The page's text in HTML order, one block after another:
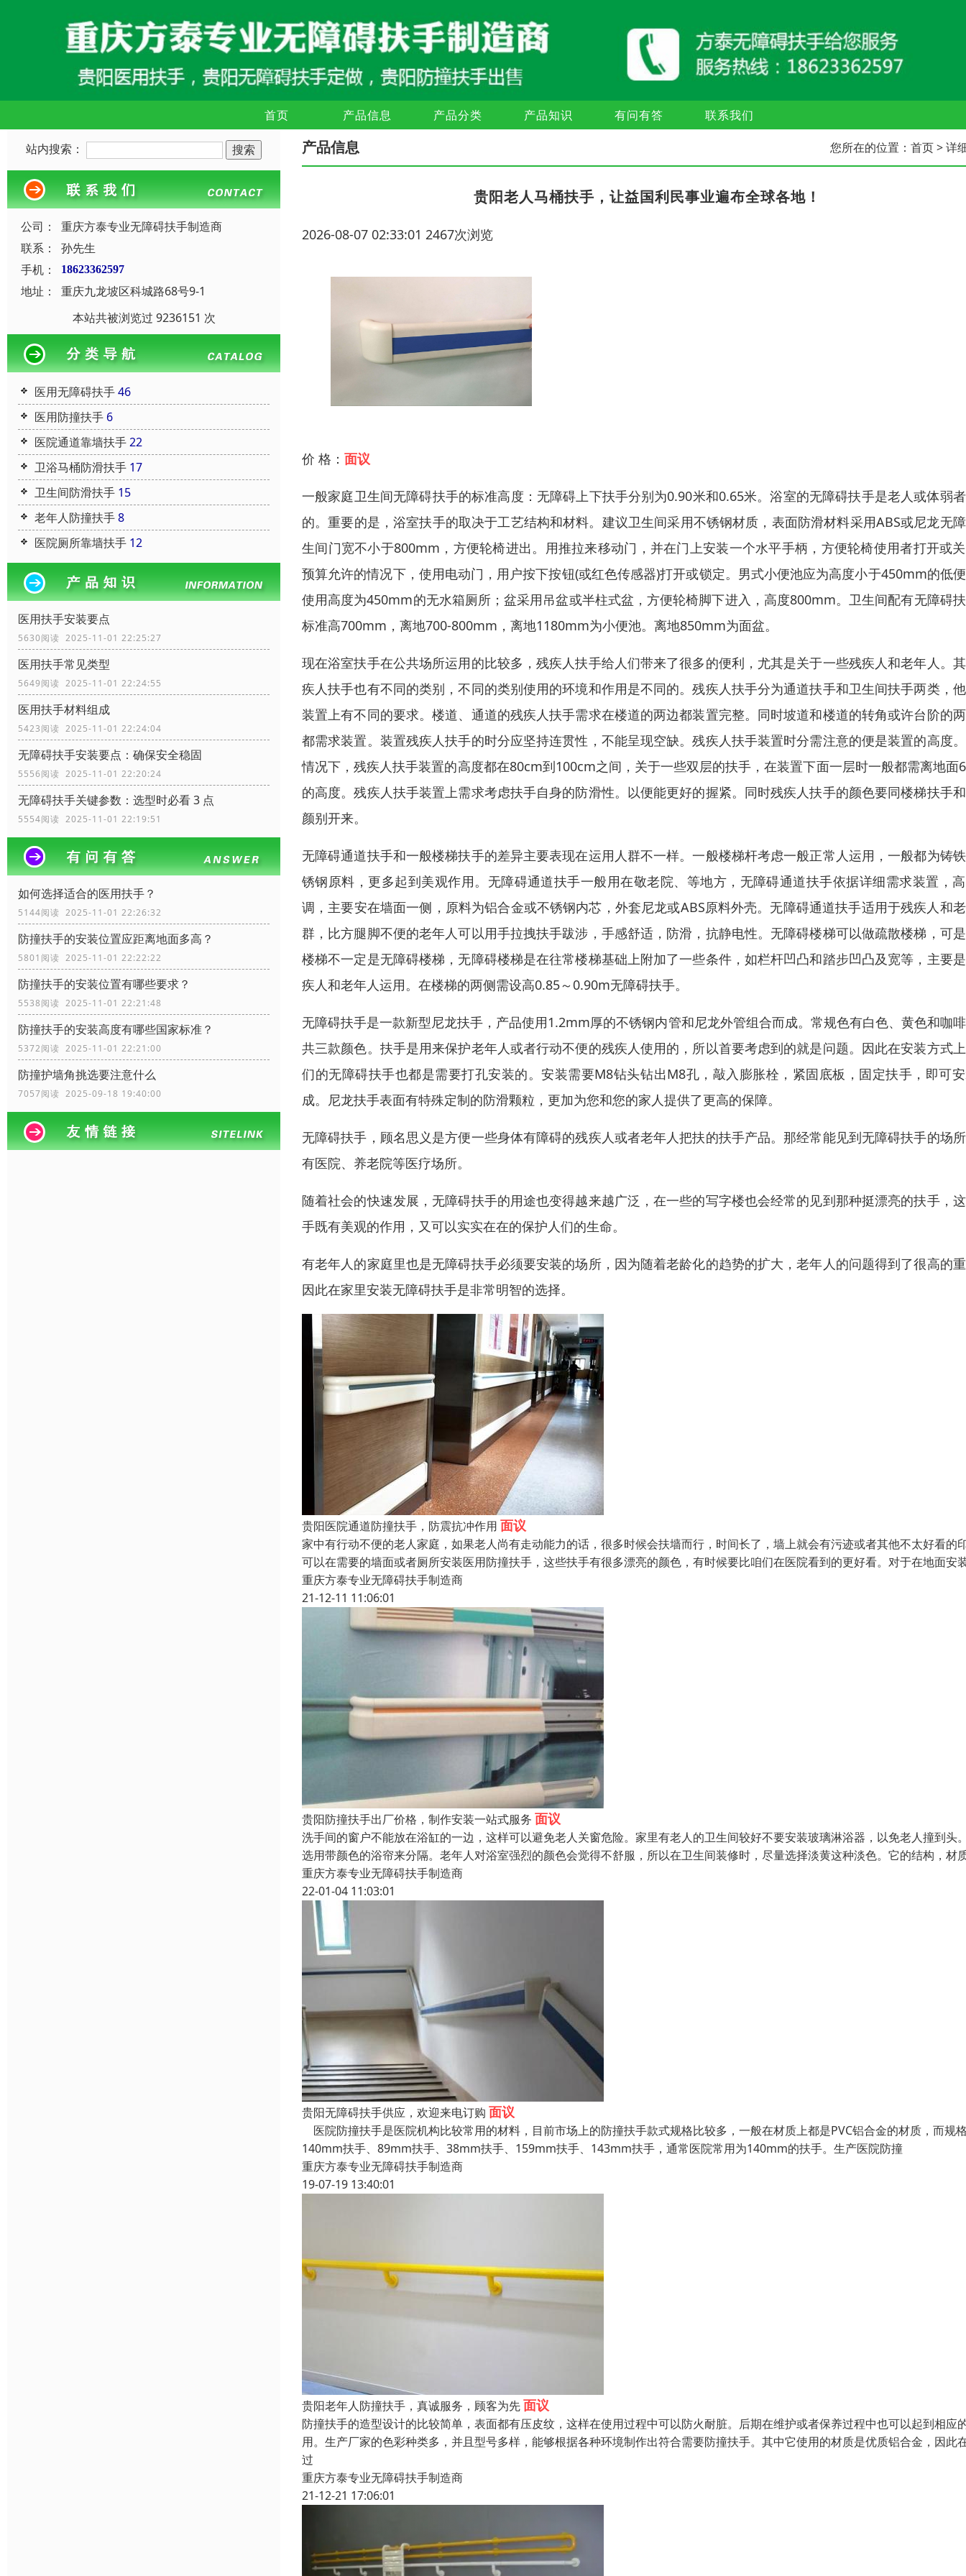
首页 产品信息 产品分类 产品知识 有问有答 联系我们
站内搜索：
公司：
重庆方泰专业无障碍扶手制造商
联系：
孙先生
手机：
18623362597
地址：
重庆九龙坡区科城路68号9-1
本站共被浏览过 9236151 次
医用无障碍扶手46
医用防撞扶手 6
医院通道靠墙扶手22
卫浴马桶防滑扶手 17
卫生间防滑扶手 15
老年人防撞扶手8
医院厕所靠墙扶手 12
医用扶手安装要点
5630阅读 2025-11-01 22:25:27
医用扶手常见类型
5649阅读 2025-11-01 22:24:55
医用扶手材料组成
5423阅读 2025-11-01 22:24:04
无障碍扶手安装要点：确保安全稳固
5556阅读 2025-11-01 22:20:24
无障碍扶手关键参数：选型时必看 3 点
5554阅读 2025-11-01 22:19:51
如何选择适合的医用扶手？
5144阅读 2025-11-01 22:26:32
防撞扶手的安装位置应距离地面多高？
5801阅读 2025-11-01 22:22:22
防撞扶手的安装位置有哪些要求？
5538阅读 2025-11-01 22:21:48
防撞扶手的安装高度有哪些国家标准？
5372阅读 2025-11-01 22:21:00
防撞护墙角挑选要注意什么
7057阅读 2025-09-18 19:40:00
产品信息 您所在的位置： 首页> 详
贵阳老人马桶扶手，让益国利民事业遍布全球各地！
2026-08-07 02:33:01 2467次浏览
价 格： 面议
一般家庭卫生间无障碍扶手的标准高度：无障碍上下扶手分别为0.90米和0.65米。浴室的无障碍扶手是老人或体弱
的。重要的是，浴室扶手的取决于工艺结构和材料。建议卫生间采用不锈钢材质，表面防滑材料采用ABS或尼龙无
生间门宽不小于800mm，方便轮椅进出。用推拉来移动门，并在门上安装一个水平手柄，方便轮椅使用者打开或
预算允许的情况下，使用电动门，用户按下按钮(或红色传感器)打开或锁定。男式小便池应为高度小于450mm的低
使用高度为450mm的无水箱厕所；盆采用吊盆或半柱式盆，方便轮椅脚下进入，高度800mm。卫生间配有无障碍
标准高700mm，离地700-800mm，离地1180mm为小便池。离地850mm为面盆。
现在浴室扶手在公共场所运用的比较多，残疾人扶手给人们带来了很多的便利，尤其是关于一些残疾人和老年人。
疾人扶手也有不同的类别，不同的类别使用的环境和作用是不同的。残疾人扶手分为通道扶手和卫生间扶手两类，
装置上有不同的要求。楼道、通道的残疾人扶手需求在楼道的两边都装置完整。同时坡道和楼道的转角或许台阶的
都需求装置。装置残疾人扶手的时分应坚持连贯性，不能呈现空缺。残疾人扶手装置时分需注意的便是装置的高度
情况下，残疾人扶手装置的高度都在80cm到100cm之间，关于一些双层的扶手，在装置下面一层时一般都需离地面
的高度。残疾人扶手装置上需求考虑扶手自身的防滑性。以便能更好的握紧。同时残疾人扶手的颜色要同楼梯扶手
颜别开来。
无障碍通道扶手和一般楼梯扶手的差异主要表现在运用人群不一样。一般楼梯杆考虑一般正常人运用，一般都为铸
锈钢原料，更多起到美观作用。无障碍通道扶手一般用在敬老院、等地方，无障碍通道扶手依据详细需求装置，
调，主要安在墙面一侧，原料为铝合金或不锈钢内芯，外套尼龙或ABS原料外壳。无障碍通道扶手适用于残疾人和
群，比方腿脚不便的老年人可以用手拉拽扶手跋涉，手感舒适，防滑，抗静电性。无障碍楼梯可以做疏散楼梯，可
楼梯不一定是无障碍楼梯，无障碍楼梯是在往常楼梯基础上附加了一些条件，如栏杆凹凸和踏步凹凸及宽等，主要
疾人和老年人运用。在楼梯的两侧需设高0.85～0.90m无障碍扶手。
无障碍扶手是一款新型尼龙扶手，产品使用1.2mm厚的不锈钢内管和尼龙外管组合而成。常规色有白色、黄色和咖
共三款颜色。扶手是用来保护老年人或者行动不便的残疾人使用的，所以首要考虑到的就是问题。因此在安装方式
们的无障碍扶手也都是需要打孔安装的。安装需要M8钻头钻出M8孔，敲入膨胀栓，紧固底板，固定扶手，即可
成。尼龙扶手表面有特殊定制的防滑颗粒，更加为您和您的家人提供了更高的保障。
无障碍扶手，顾名思义是方便一些身体有障碍的残疾人或者老年人把扶的扶手产品。那经常能见到无障碍扶手的场
有医院、养老院等医疗场所。
随着社会的快速发展，无障碍扶手的用途也变得越来越广泛，在一些的写字楼也会经常的见到那种挺漂亮的扶手，
手既有美观的作用，又可以实实在在的保护人们的生命。
有老年人的家庭里也是无障碍扶手必须要安装的场所，因为随着老龄化的趋势的扩大，老年人的问题得到了很高的
因此在家里安装无障碍扶手是非常明智的选择。
贵阳医院通道防撞扶手，防震抗冲作用 面议
家中有行动不便的老人家庭，如果老人尚有走动能力的话，很多时候会扶墙而行，时间长了，墙上就会有污迹或者其他不太好看的
可以在需要的墙面或者厕所安装医用防撞扶手，这些扶手有很多漂亮的颜色，有时候要比咱们在医院看到的更好看。对于在地面安
重庆方泰专业无障碍扶手制造商
21-12-11 11:06:01
贵阳防撞扶手出厂价格，制作安装一站式服务 面议
洗手间的窗户不能放在浴缸的一边，这样可以避免老人关窗危险。家里有老人的卫生间较好不要安装玻璃淋浴器，以免老人撞到头
选用带颜色的浴帘来分隔。老年人对浴室强烈的颜色会觉得不舒服，所以在卫生间装修时，尽量选择淡黄这种淡色。它的结构，材
重庆方泰专业无障碍扶手制造商
22-01-04 11:03:01
贵阳无障碍扶手供应，欢迎来电订购 面议
医院防撞扶手是医院机构比较常用的材料，目前市场上的防撞扶手款式规格比较多，一般在材质上都是PVC铝合金的材质，而规
140mm扶手、89mm扶手、38mm扶手、159mm扶手、143mm扶手，通常医院常用为140mm的扶手。生产医院防撞
重庆方泰专业无障碍扶手制造商
19-07-19 13:40:01
贵阳老年人防撞扶手，真诚服务，顾客为先面议
防撞扶手的造型设计的比较简单，表面都有压皮纹，这样在使用过程中可以防火耐脏。后期在维护或者保养过程中也可以起到相应
用。生产厂家的色彩种类多，并且型号多样，能够根据各种环境制作出符合需要防撞扶手。其中它使用的材质是优质铝合金，因此
过
重庆方泰专业无障碍扶手制造商
21-12-21 17:06:01